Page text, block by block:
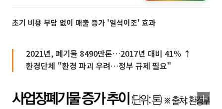
초기 비용 부담 없이 매출 증가 '일석이조' 효과
2021년, 폐기물 8490만톤…2017년 대비 41% ↑
환경단체 "환경 파괴 우려…정부 규제 필요"